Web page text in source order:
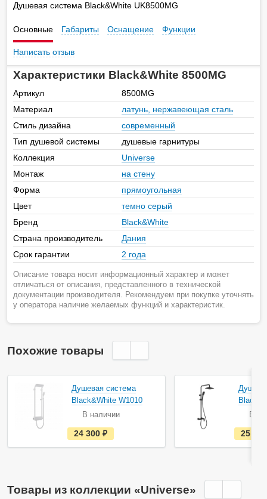
Душевая система Black&White UK8500MG
Основные Габариты Оснащение Функции
Написать отзыв
Характеристики Black&White 8500MG
Артикул
8500MG
Материал
латунь, нержавеющая сталь
Стиль дизайна
современный
Тип душевой системы
душевые гарнитуры
Коллекция
Universe
Монтаж
на стену
Форма
прямоугольная
Цвет
темно серый
Бренд
Black&White
Страна производитель
Дания
Срок гарантии
2 года
Описание товара носит информационный характер и может
отличаться от описания, представленного в технической
документации производителя. Рекомендуем при покупке уточнять
у оператора наличие желаемых функций и характеристик.
Похожие товары
Акция
Душевая система
Black&White W1010
В наличии
е
с
т
л
24 300
В
25
Товары из коллекции «Universe»